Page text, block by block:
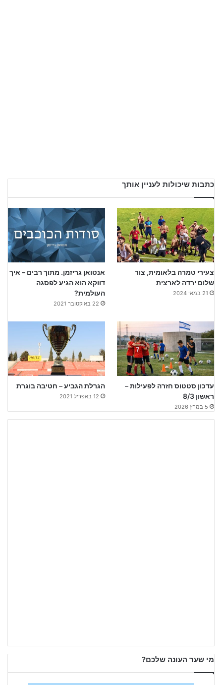
כתבות שיכולות לעניין אותך
צעירי טמרה בלאומית, צור
שלום ירדה לארצית
21 במאי 2024
אנטואן גריזמן. מתוך רבים – איך
דווקא הוא הגיע לפסגה
העולמית?
22 באוקטובר 2021
עדכון סטטוס חזרה לפעילות –
ראשון 8/3
5 במרץ 2026
הגרלת הגביע – חטיבה בוגרת
12 באפריל 2021
מי שער העונה שלכם?